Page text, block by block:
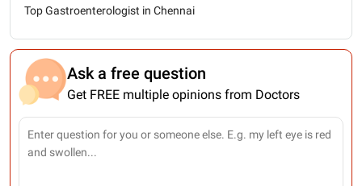
Top Gastroenterologist in Chennai
Ask a free question
Get FREE multiple opinions from Doctors